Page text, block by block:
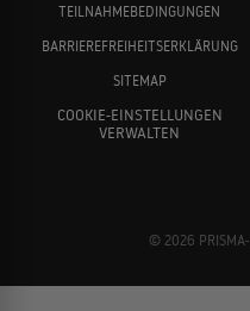
TEILNAHMEBEDINGUNGEN
BARRIEREFREIHEITSERKLÄRUNG
SITEMAP
COOKIE-EINSTELLUNGEN
VERWALTEN
© 2026